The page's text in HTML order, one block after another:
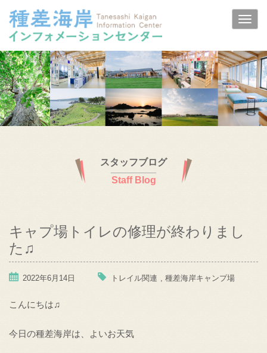
スタッフブログ
Staff Blog
キャプ場トイレの修理が終わりまし
た♫
2022年6月14日 トレイル関連 , 種差海岸キャンプ場
こんにちは♫
今日の種差海岸は、よいお天気